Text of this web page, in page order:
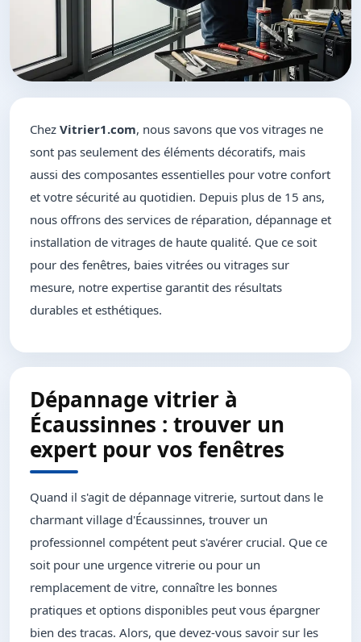
Chez Vitrier1.com, nous savons que vos vitrages ne
sont pas seulement des éléments décoratifs, mais
aussi des composantes essentielles pour votre confort
et votre sécurité au quotidien. Depuis plus de 15 ans,
nous offrons des services de réparation, dépannage et
installation de vitrages de haute qualité. Que ce soit
pour des fenêtres, baies vitrées ou vitrages sur
mesure, notre expertise garantit des résultats
durables et esthétiques.
Dépannage vitrier à
Écaussinnes : trouver un
expert pour vos fenêtres
Quand il s'agit de dépannage vitrerie, surtout dans le
charmant village d'Écaussinnes, trouver un
professionnel compétent peut s'avérer crucial. Que ce
soit pour une urgence vitrerie ou pour un
remplacement de vitre, connaître les bonnes
pratiques et options disponibles peut vous épargner
bien des tracas. Alors, que devez-vous savoir sur les